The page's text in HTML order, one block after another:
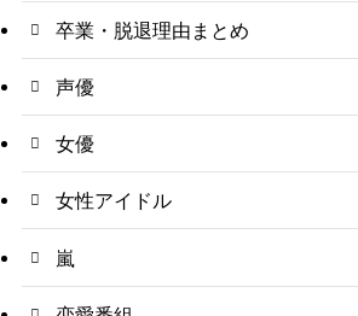
卒業・脱退理由まとめ
声優
女優
女性アイドル
嵐